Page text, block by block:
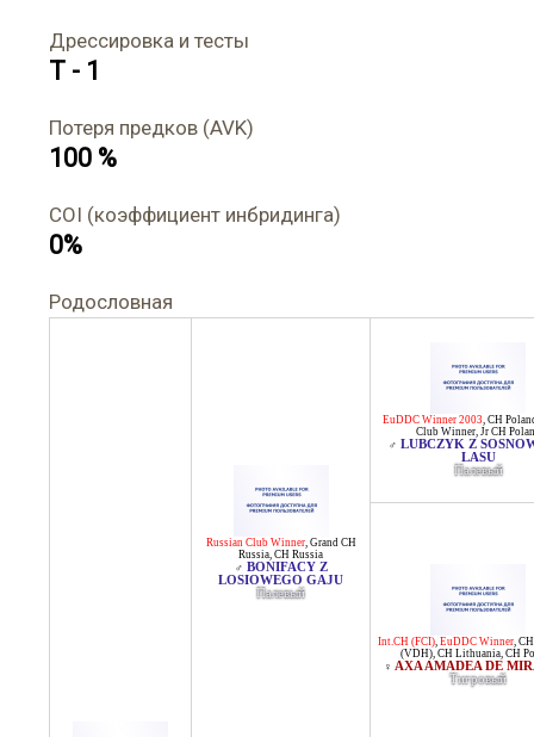
Дрессировка и тесты
T - 1
Потеря предков (AVK)
100 %
COI (коэффициент инбридинга)
0%
Родословная
Russian Club Winner, Grand CH
Russia, CH Russia
♂ BONIFACY Z
LOSIOWEGO GAJU
Палевый
EuDDC Winner 2003, CH
Club Winner, Jr CH
♂ LUBCZYK Z
LASU
Палевый
Int.CH (FCI), EuDDC Winner,
(VDH), CH Lithuania, CH
♀ AXA AMADEA DE
Тигровый